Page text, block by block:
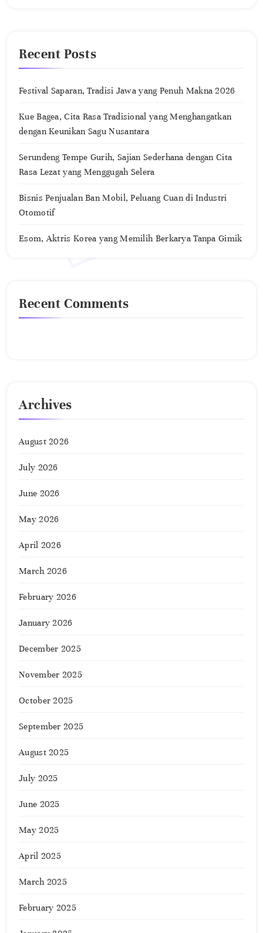
Recent Posts
Festival Saparan, Tradisi Jawa yang Penuh Makna 2026
Kue Bagea, Cita Rasa Tradisional yang Menghangatkan
dengan Keunikan Sagu Nusantara
Serundeng Tempe Gurih, Sajian Sederhana dengan Cita
Rasa Lezat yang Menggugah Selera
Bisnis Penjualan Ban Mobil, Peluang Cuan di Industri
Otomotif
Esom, Aktris Korea yang Memilih Berkarya Tanpa Gimik
Recent Comments
Archives
August 2026
July 2026
June 2026
May 2026
April 2026
March 2026
February 2026
January 2026
December 2025
November 2025
October 2025
September 2025
August 2025
July 2025
June 2025
May 2025
April 2025
March 2025
February 2025